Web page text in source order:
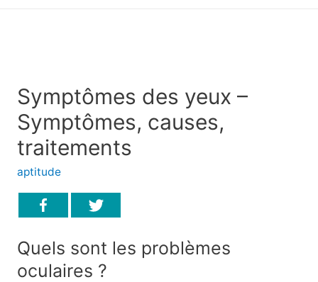
Symptômes des yeux –
Symptômes, causes,
traitements
aptitude
Quels sont les problèmes
oculaires ?